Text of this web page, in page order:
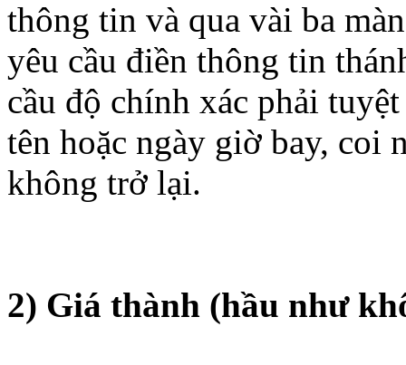
thông tin và qua vài ba
yêu cầu điền thông tin
cầu độ chính xác phải
tên hoặc ngày giờ bay, coi
không trở lại.
2) Giá thành (hầu như